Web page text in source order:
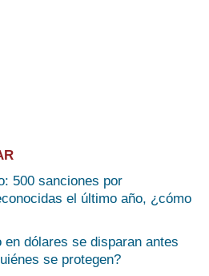
500 sanciones por
el último año, ¿cómo
en dólares se disparan antes
se protegen?